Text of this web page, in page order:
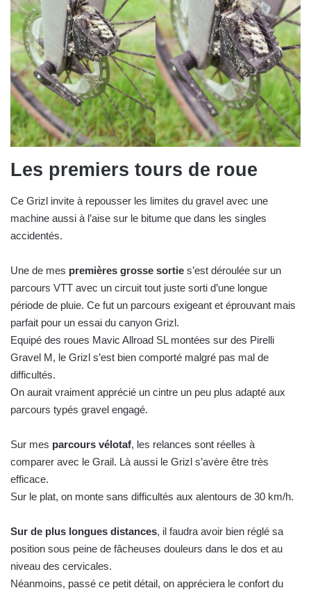
Les premiers tours de roue
Ce Grizl invite à repousser les limites du gravel avec une
machine aussi à l’aise sur le bitume que dans les singles
accidentés.
Une de mes premières grosse sortie s’est déroulée sur un
parcours VTT avec un circuit tout juste sorti d’une longue
période de pluie. Ce fut un parcours exigeant et éprouvant mais
parfait pour un essai du canyon Grizl.
Equipé des roues Mavic Allroad SL montées sur des Pirelli
Gravel M, le Grizl s’est bien comporté malgré pas mal de
difficultés.
On aurait vraiment apprécié un cintre un peu plus adapté aux
parcours typés gravel engagé.
Sur mes parcours vélotaf, les relances sont réelles à
comparer avec le Grail. Là aussi le Grizl s’avère être très
efficace.
Sur le plat, on monte sans difficultés aux alentours de 30 km/h.
Sur de plus longues distances, il faudra avoir bien réglé sa
position sous peine de fâcheuses douleurs dans le dos et au
niveau des cervicales.
Néanmoins, passé ce petit détail, on appréciera le confort du